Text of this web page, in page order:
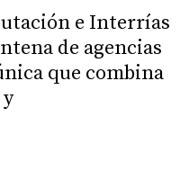
e Interrías
de agencias
que combina